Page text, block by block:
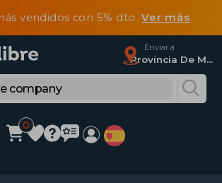
vendidos con 5% dtoVer más
Enviar a
Provincia De Madrid
0